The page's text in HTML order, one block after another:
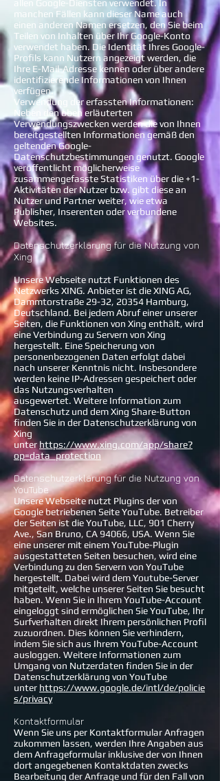
allen Google-Diensten verwendet. In
manchen Fällen kann dieser Name auch
einen anderen Namen ersetzen, den Sie beim
Teilen von Inhalten über Ihr Google-Konto
verwendet haben. Die Identität Ihres Google-
Profils kann Nutzern angezeigt werden, die
Ihre E-Mail-Adresse kennen oder über andere
identifizierende Informationen von Ihnen
verfügen.
Verwendung der erfassten Informationen:
Neben den oben erläuterten
Verwendungszwecken werden die von Ihnen
bereitgestellten Informationen gemäß den
geltenden Google-
Datenschutzbestimmungen genutzt. Google
veröffentlicht möglicherweise
zusammengefasste Statistiken über die +1-
Aktivitäten der Nutzer bzw. gibt diese an
Nutzer und Partner weiter, wie etwa
Publisher, Inserenten oder verbundene
Websites.
Datenschutzerklärung für die Nutzung von
Xing
Unsere Webseite nutzt Funktionen des
Netzwerks XING. Anbieter ist die XING AG,
Dammtorstraße 29-32, 20354 Hamburg,
Deutschland. Bei jedem Abruf einer unserer
Seiten, die Funktionen von Xing enthält, wird
eine Verbindung zu Servern von Xing
hergestellt. Eine Speicherung von
personenbezogenen Daten erfolgt dabei
nach unserer Kenntnis nicht. Insbesondere
werden keine IP-Adressen gespeichert oder
das Nutzungsverhalten
ausgewertet. Weitere Information zum
Datenschutz und dem Xing Share-Button
finden Sie in der Datenschutzerklärung von
Xing
unterhttps://www.xing.com/app/share?
op=data_protection
Datenschutzerklärung für die Nutzung von
YouTube
Unsere Webseite nutzt Plugins der von
Google betriebenen Seite YouTube. Betreiber
der Seiten ist die YouTube, LLC, 901 Cherry
Ave., San Bruno, CA 94066, USA. Wenn Sie
eine unserer mit einem YouTube-Plugin
ausgestatteten Seiten besuchen, wird eine
Verbindung zu den Servern von YouTube
hergestellt. Dabei wird dem Youtube-Server
mitgeteilt, welche unserer Seiten Sie besucht
haben. Wenn Sie in Ihrem YouTube-Account
eingeloggt sind ermöglichen Sie YouTube, Ihr
Surfverhalten direkt Ihrem persönlichen Profil
zuzuordnen. Dies können Sie verhindern,
indem Sie sich aus Ihrem YouTube-Account
ausloggen. Weitere Informationen zum
Umgang von Nutzerdaten finden Sie in der
Datenschutzerklärung von YouTube
unter https://www.google.de/intl/de/policie
s/privacy
Kontaktformular
Wenn Sie uns per Kontaktformular Anfragen
zukommen lassen, werden Ihre Angaben aus
dem Anfrageformular inklusive der von Ihnen
dort angegebenen Kontaktdaten zwecks
Bearbeitung der Anfrage und für den Fall von